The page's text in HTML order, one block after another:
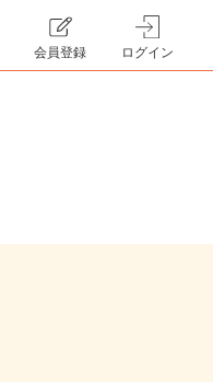
会員登録 ログイン